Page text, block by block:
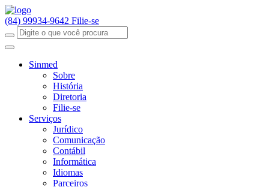
(84) 99934-9642 Filie-se
Sinmed
Sobre
História
Diretoria
Filie-se
Serviços
Jurídico
Comunicação
Contábil
Informática
Idiomas
Parceiros